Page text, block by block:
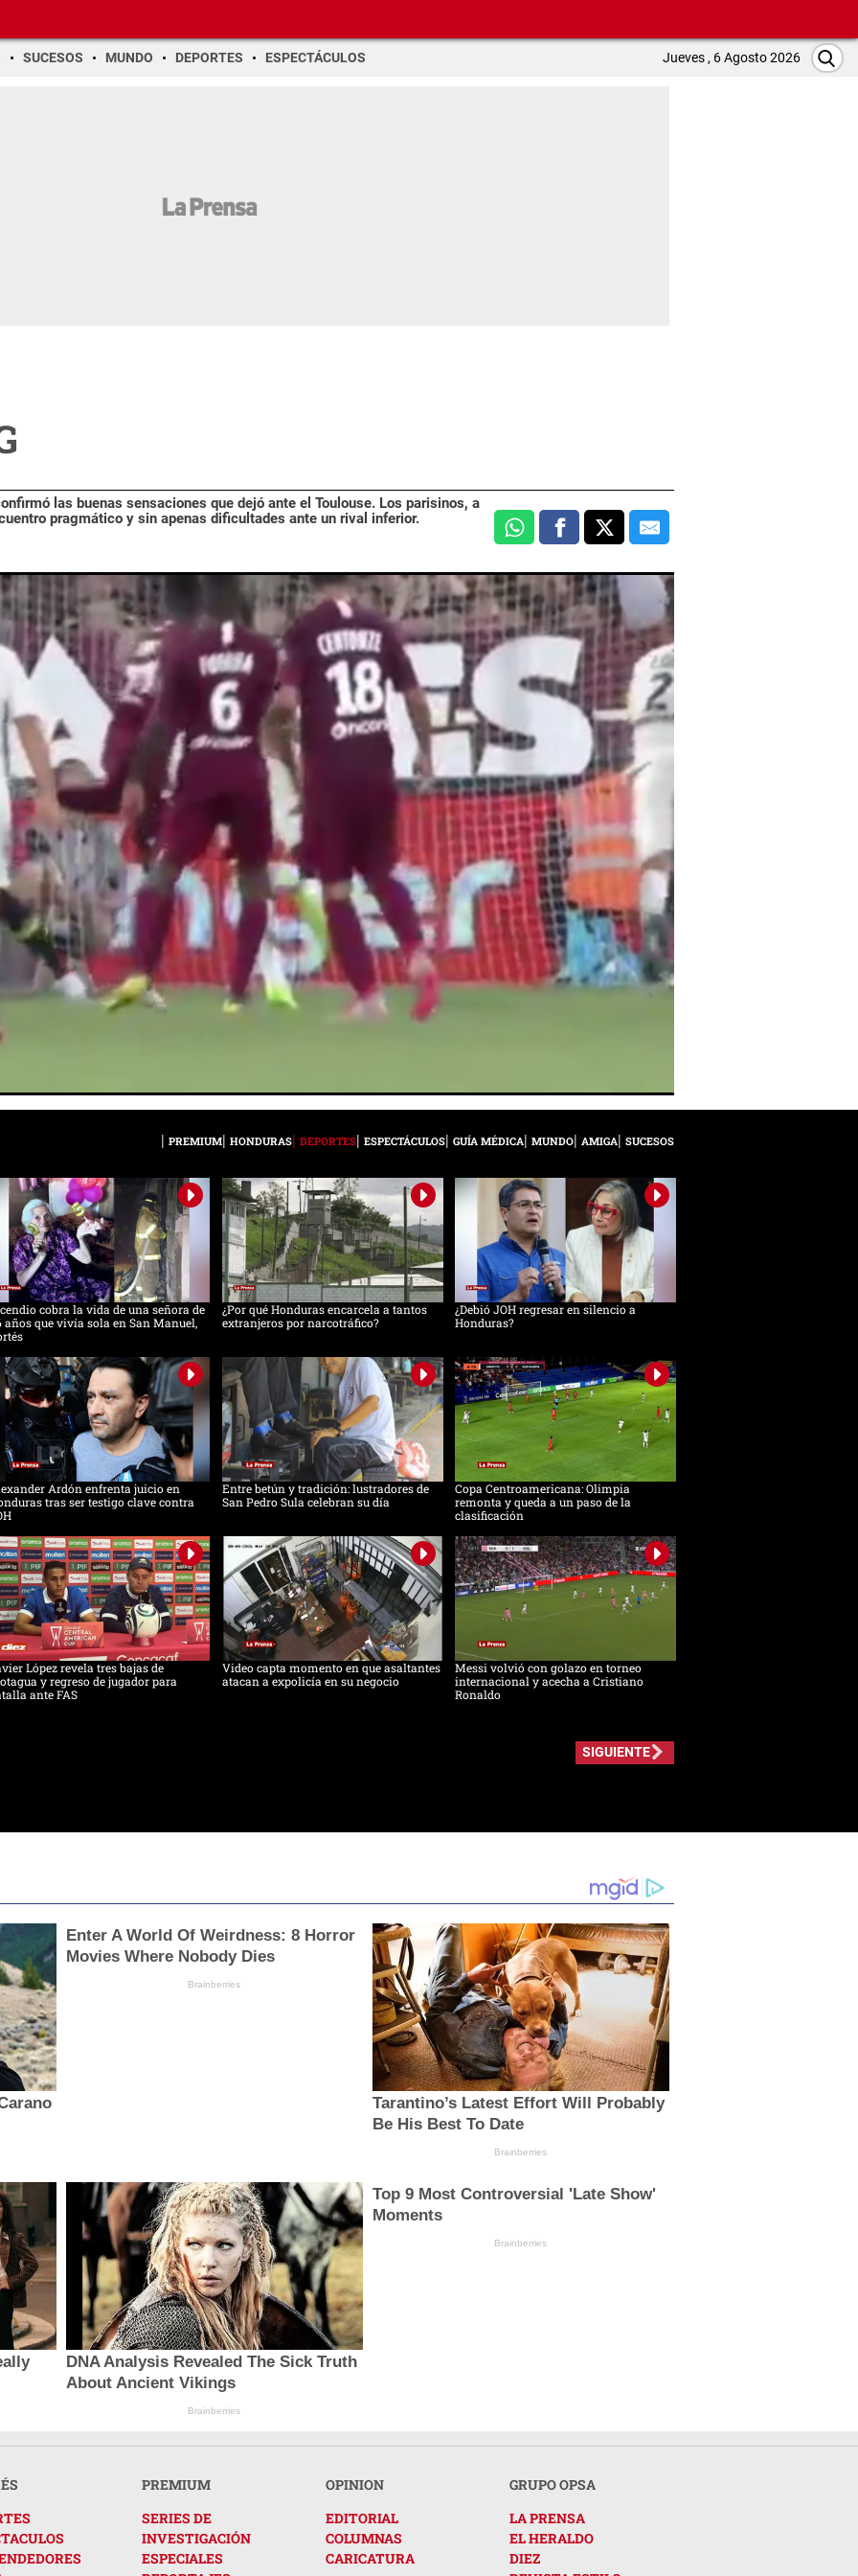
SUCESOS MUNDO DEPORTES ESPECTÁCULOS Jueves , 6 Agosto 2026
las buenas sensaciones que dejó ante el Toulouse. Los parisinos, a
pragmático y sin apenas dificultades ante un rival inferior.
PREMIUM HONDURAS DEPORTES ESPECTÁCULOS GUÍA MÉDICA MUNDO AMIGA SUCESOS
cobra la vida de una señora de
años que vivía sola en San Manuel,
¿Por qué Honduras encarcela a tantos
extranjeros por narcotráfico?
¿Debió JOH regresar en silencio a
Honduras?
Ardón enfrenta juicio en
tras ser testigo clave contra
Entre betún y tradición: lustradores de
San Pedro Sula celebran su día
Copa Centroamericana: Olimpia
remonta y queda a un paso de la
clasificación
López revela tres bajas de
y regreso de jugador para
ante FAS
Video capta momento en que asaltantes
atacan a expolicía en su negocio
Messi volvió con golazo en torneo
internacional y acecha a Cristiano
Ronaldo
SIGUIENTE
Enter A World Of Weirdness: 8 Horror
Movies Where Nobody Dies
Brainberries
Tarantino’s Latest Effort Will Probably
Be His Best To Date
Brainberries
DNA Analysis Revealed The Sick Truth
About Ancient Vikings
Brainberries
Top 9 Most Controversial 'Late Show'
Moments
Brainberries
PREMIUM
SERIES DE
INVESTIGACIÓN
ESPECIALES
OPINION
EDITORIAL
COLUMNAS
CARICATURA
GRUPO OPSA
LA PRENSA
EL HERALDO
DIEZ